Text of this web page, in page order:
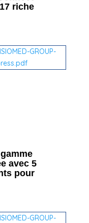
riche
avec 5
pour